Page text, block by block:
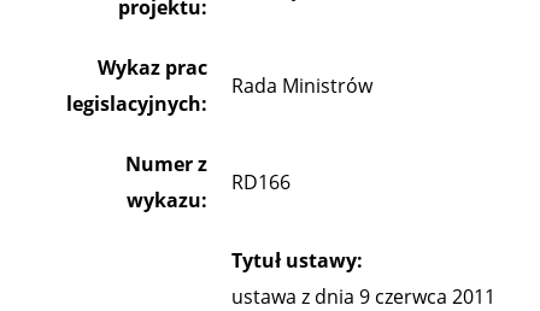
projektu:
Wykaz prac
legislacyjnych:
Rada Ministrów
Numer z
wykazu:
RD166
Tytuł ustawy:
ustawa z dnia 9 czerwca 2011